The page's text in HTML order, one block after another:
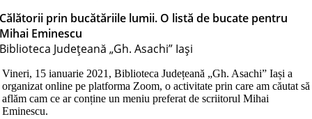
Călătorii prin bucătăriile lumii. O listă de bucate pentru
Mihai Eminescu
Biblioteca Judeţeană „Gh. Asachi” Iaşi
Vineri, 15 ianuarie 2021, Biblioteca Județeană „Gh. Asachi” Iași a
organizat online pe platforma Zoom, o activitate prin care am căutat să
aflăm cam ce ar conține un meniu preferat de scriitorul Mihai
Eminescu.